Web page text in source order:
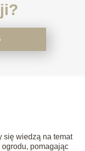
się wiedzą na temat
pomagając